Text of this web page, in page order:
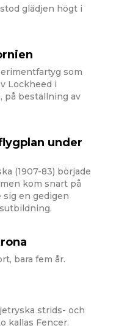
stod glädjen högt i
som
Lockheed i
på beställning av
under
(1907-83) började
kom snart på
sig en gedigen
bara fem år.
strids- och
kallas Fencer.